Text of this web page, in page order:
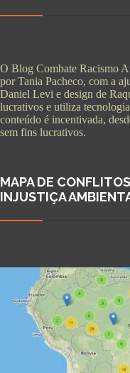
O Blog Combate Racismo
por Tania Pacheco, com a
Daniel Levi e design de
lucrativos e utiliza
conteúdo é incentivada,
sem fins lucrativos.
MAPA DE
INJUSTIÇA